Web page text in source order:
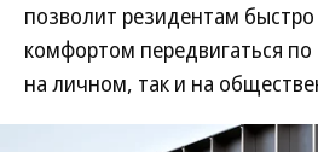
позволит резидентам
комфортом передвигаться по
на личном, так и на